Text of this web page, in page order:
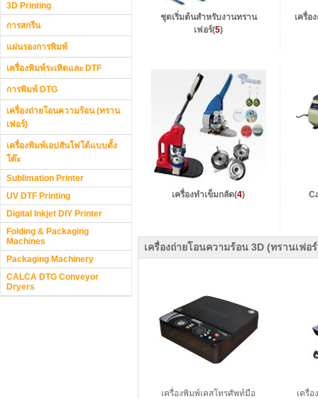
3D Printing
การสกรีน
แผ่นรองการพิมพ์
เครื่องพิมพ์ระเหิดและ DTF
การพิมพ์ DTG
เครื่องถ่ายโอนความร้อน (ทราน
เฟอร์)
เครื่องพิมพ์เอปสันโฟโต้แบบตั้ง
โต๊ะ
Sublimation Printer
UV DTF Printing
Digital Inkjet DIY Printer
Folding & Packaging
Machines
Packaging Machinery
CALCA DTG Conveyor
Dryers
ชุดเริ่มต้นสำหรับงานทราน
เฟอร์(5)
เครื่อ
เครื่องทำเข็มกลัด(4)
เครื่องถ่ายโอนความร้อน 3D (ทรานเฟอ
เครื่องพิมพ์เคสโทรศัพท์มือ
เครื่